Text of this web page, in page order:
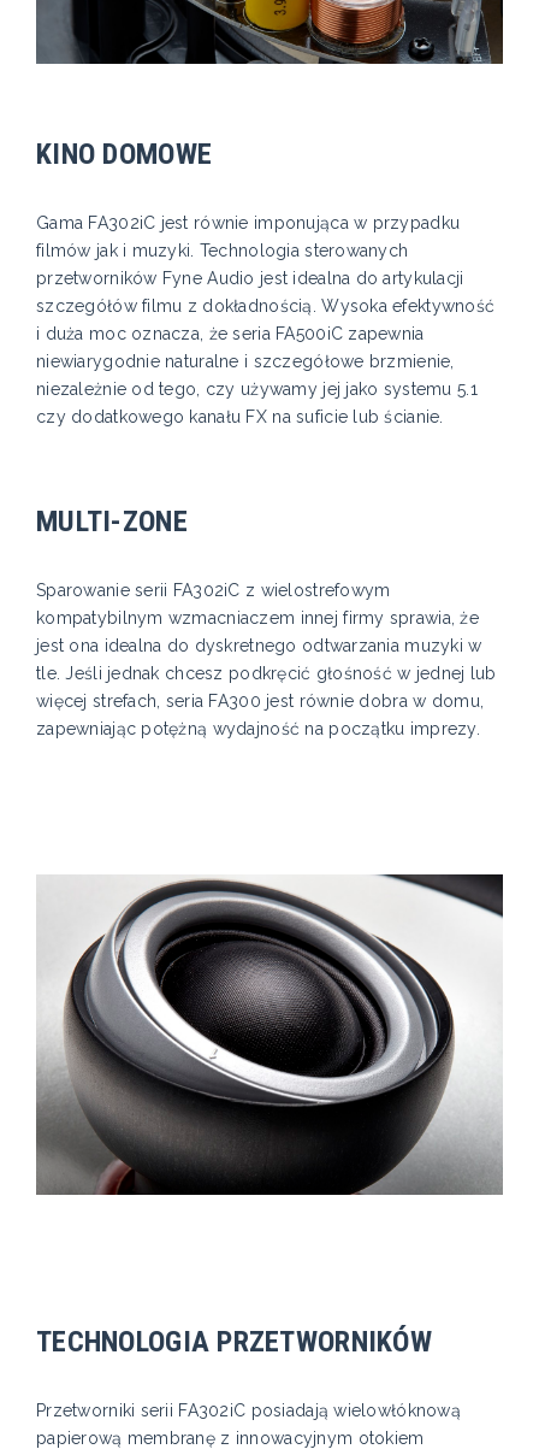
KINO DOMOWE
Gama FA302iC jest równie imponująca w przypadku
filmów jak i muzyki. Technologia sterowanych
przetworników Fyne Audio jest idealna do artykulacji
szczegółów filmu z dokładnością. Wysoka efektywność
i duża moc oznacza, że seria FA500iC zapewnia
niewiarygodnie naturalne i szczegółowe brzmienie,
niezależnie od tego, czy używamy jej jako systemu 5.1
czy dodatkowego kanału FX na suficie lub ścianie.
MULTI-ZONE
Sparowanie serii FA302iC z wielostrefowym
kompatybilnym wzmacniaczem innej firmy sprawia, że
jest ona idealna do dyskretnego odtwarzania muzyki w
tle. Jeśli jednak chcesz podkręcić głośność w jednej lub
więcej strefach, seria FA300 jest równie dobra w domu,
zapewniając potężną wydajność na początku imprezy.
TECHNOLOGIA PRZETWORNIKÓW
Przetworniki serii FA302iC posiadają wielowłóknową
papierową membranę z innowacyjnym otokiem